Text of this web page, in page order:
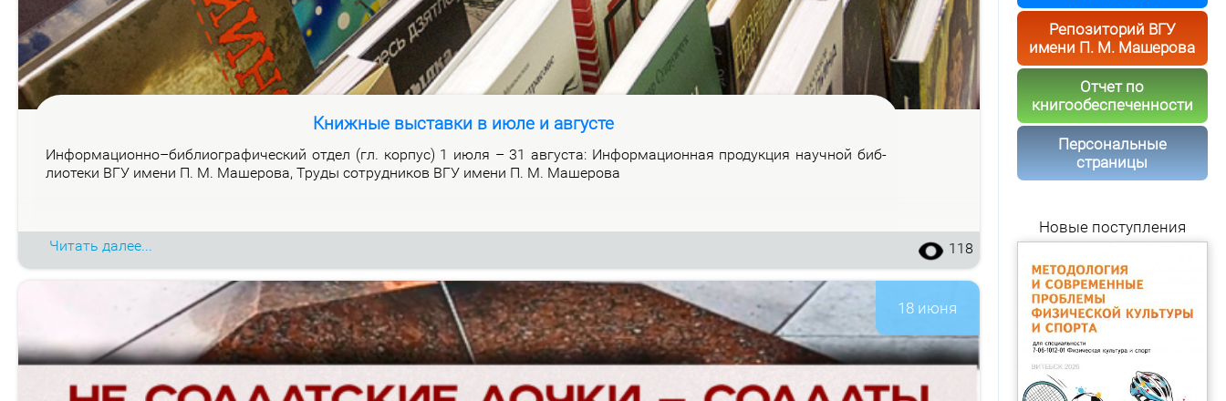
Книжные выставки в июле и августе
Ин­фор­ма­ци­он­но–биб­лио­гра­фи­че­ский от­дел (гл. кор­пус) 1 июля – 31 ав­гу­ста: Ин­фор­ма­ци­он­ная про­дук­ция на­уч­ной биб­
лио­те­ки ВГУ име­ни П. М. Ма­ше­ро­ва, Тру­ды со­труд­ни­ков ВГУ име­ни П. М. Ма­ше­ро­ва
Читать далее... 118
18 июня
Репозиторий ВГУ
имени П. М. Машерова
Отчет по
книгообеспеченности
Персональные
страницы
Новые поступления